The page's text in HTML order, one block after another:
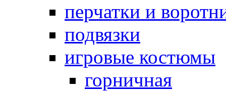
перчатки и
подвязки
игровые костюмы
горничная